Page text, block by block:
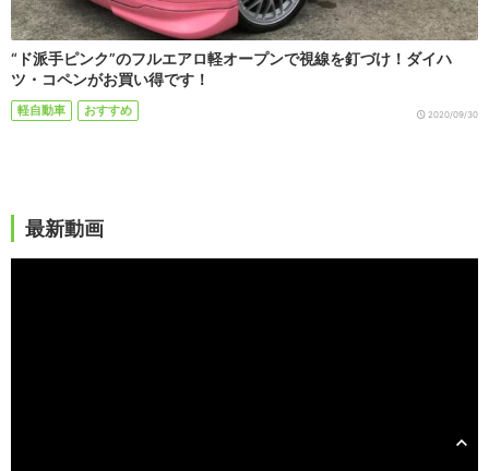
“ド派手ピンク”のフルエアロ軽オープンで視線を釘づけ！ダイハ
ツ・コペンがお買い得です！
軽自動車 おすすめ 2020/09/30
最新動画